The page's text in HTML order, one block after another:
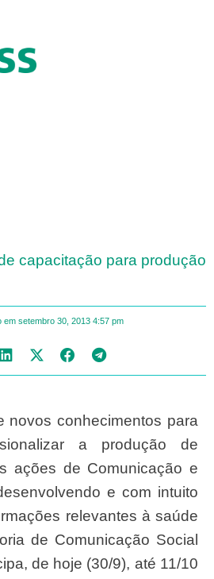
capacitação para produção
em setembro 30, 2013 4:57 pm
novos conhecimentos para
a produção de
ações de Comunicação e
e com intuito
relevantes à saúde
de Comunicação Social
de hoje (30/9), até 11/10